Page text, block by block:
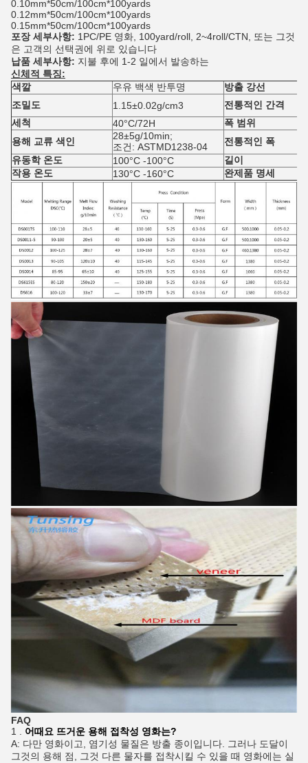
0.10mm*50cm/100cm*100yards
0.12mm*50cm/100cm*100yards
0.15mm*50cm/100cm*100yards
포장 세부사항: 1PC/PE 영화, 100yard/roll, 2~4roll/CTN, 또는 그것
은 고객의 선택권에 위로 있습니다
납품 세부사항: 지불 후에 1-2 일에서 발송하는
신체적 특징:
색깔
우유 백색 반투명
방출 강선
조밀도
1.15±0.02g/cm3
전통적인 간격
세척
40°C/72H
폭 범위
용해 교류 색인
28±5g/10min;
조건: ASTMD1238-04
전통적인 폭
유동학 온도
100°C -100°C
길이
작용 온도
130°C -160°C 완제품 명세
FAQ
1 . 어때요 뜨거운 용해 접착성 영화는?
A: 다만 영화이고, 염기성 물질은 방출 종이입니다. 그러나 도달이
그것의 용해 점, 그것 다른 물자를 접착시킬 수 있을 때 영화에는 실